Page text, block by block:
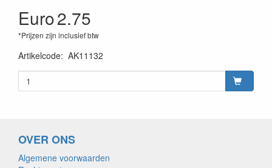
Euro2.75
*Prijzen zijn inclusief btw
Artikelcode: AK11132
OVER ONS
Algemene voorwaarden